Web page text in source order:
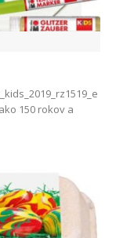
150 rokov a